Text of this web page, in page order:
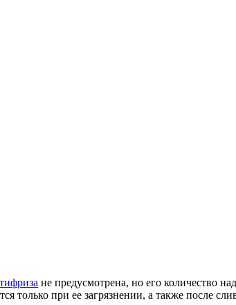
не предусмотрена, но его количество
только при ее загрязнении, а также после